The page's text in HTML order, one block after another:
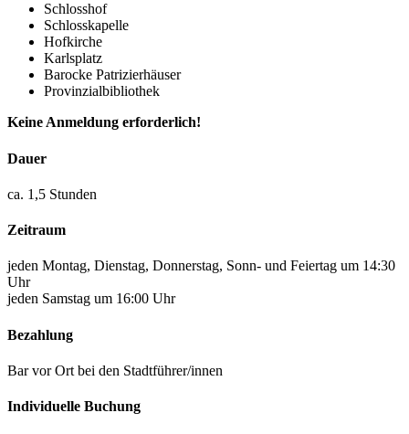
Schlosshof
Schlosskapelle
Hofkirche
Karlsplatz
Barocke Patrizierhäuser
Provinzialbibliothek
Keine Anmeldung erforderlich!
Dauer
ca. 1,5 Stunden
Zeitraum
jeden Montag, Dienstag, Donnerstag, Sonn- und Feiertag um 14:30
Uhr
jeden Samstag um 16:00 Uhr
Bezahlung
Bar vor Ort bei den Stadtführer/innen
Individuelle Buchung